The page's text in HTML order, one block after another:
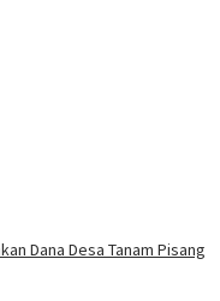
Dana Desa Tanam Pisang